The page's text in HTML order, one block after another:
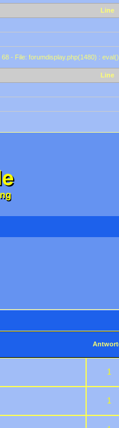
Line
- File: forumdisplay.php(1480) :
Line
1
1